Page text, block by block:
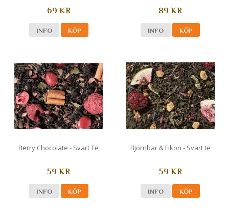
69 KR
INFO KÖP
89 KR
INFO KÖP
Berry Chocolate - Svart Te
59 KR
INFO KÖP
Björnbär & Fikon - Svart te
59 KR
INFO KÖP